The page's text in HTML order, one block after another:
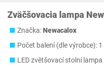
Zväčšovacia lampa
Značka:Newacalox
Počet balení (dle výrobce): 1
LED zvětšovací stolní lampa